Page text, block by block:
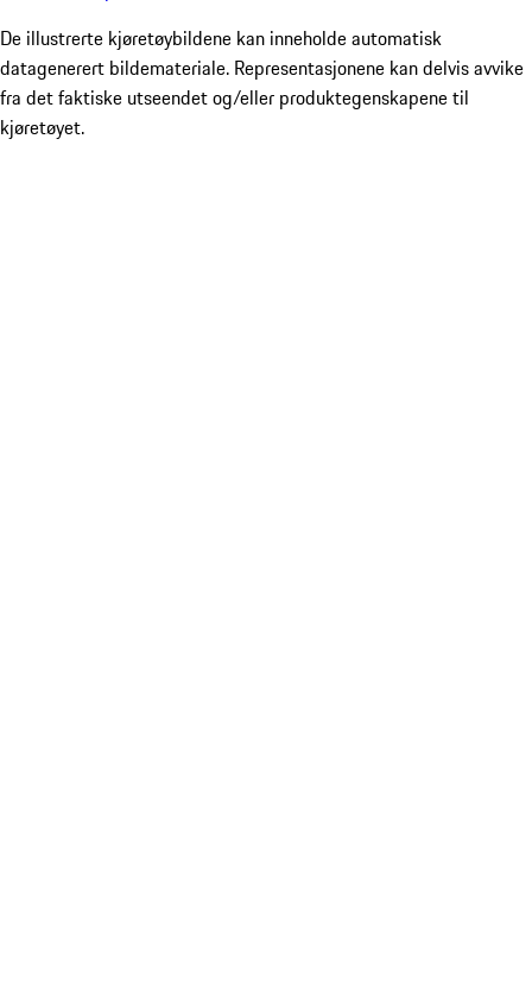
De illustrerte kjøretøybildene kan inneholde automatisk
datagenerert bildemateriale. Representasjonene kan delvis avvike
fra det faktiske utseendet og/eller produktegenskapene til
kjøretøyet.